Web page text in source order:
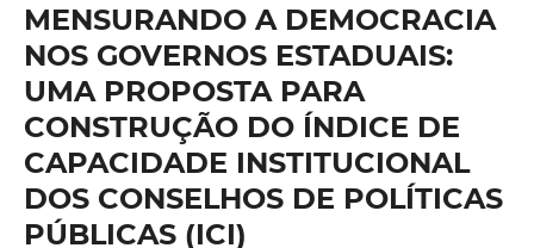
MENSURANDO A DEMOCRACIA
NOS GOVERNOS ESTADUAIS:
UMA PROPOSTA PARA
CONSTRUÇÃO DO ÍNDICE DE
CAPACIDADE INSTITUCIONAL
DOS CONSELHOS DE POLÍTICAS
PÚBLICAS (ICI)